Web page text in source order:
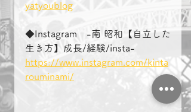
yatyoublog
◆Instagram　-南 昭和【自立した
生き方】成長/経験/insta-
https://www.instagram.com/kinta
rouminami/